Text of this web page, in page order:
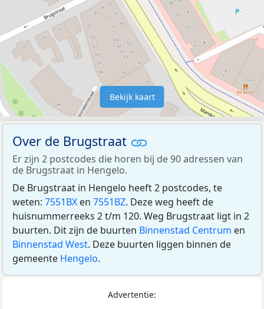
Bekijk kaart
Over de Brugstraat
Er zijn 2 postcodes die horen bij de 90 adressen van
de Brugstraat in Hengelo.
De Brugstraat in Hengelo heeft 2 postcodes, te
weten: 7551BX en 7551BZ. Deze weg heeft de
huisnummerreeks 2 t/m 120. Weg Brugstraat ligt in 2
buurten. Dit zijn de buurten Binnenstad Centrum en
Binnenstad West. Deze buurten liggen binnen de
gemeente Hengelo.
Advertentie: